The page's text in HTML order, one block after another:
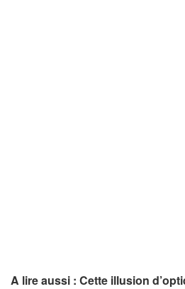
A lire aussi : Cette illusion